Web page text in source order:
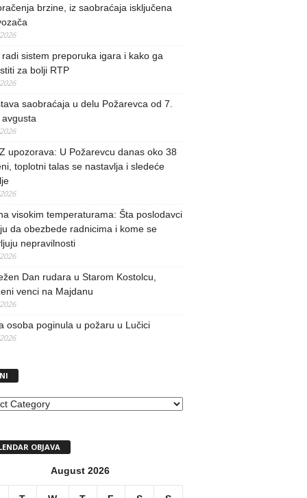
brzine, iz saobraćaja isključena
sistem preporuka igara i kako ga
za bolji RTP
saobraćaja u delu Požarevca od 7.
upozorava: U Požarevcu danas oko 38
toplotni talas se nastavlja i sledeće
visokim temperaturama: Šta poslodavci
da obezbede radnicima i kome se
nepravilnosti
Dan rudara u Starom Kostolcu,
venci na Majdanu
osoba poginula u požaru u Lučici
OBJAVA
August 2026